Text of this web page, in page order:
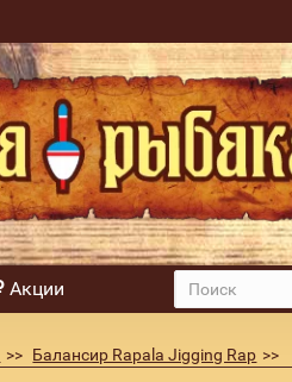
Акции
Балансир Rapala Jigging Rap